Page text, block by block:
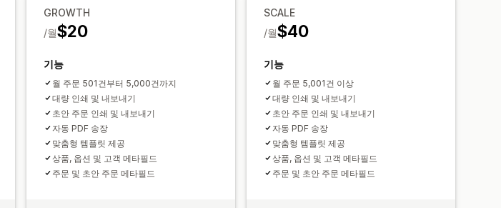
순차적 번호 매기기
GROWTH
$20
/월
기능
월 주문 501건부터 5,000건까지
대량 인쇄 및 내보내기
초안 주문 인쇄 및 내보내기
자동 PDF 송장
맞춤형 템플릿 제공
상품, 옵션 및 고객 메타필드
주문 및 초안 주문 메타필드
SCALE
$40
/월
기능
월 주문 5,001건 이상
대량 인쇄 및 내보내기
초안 주문 인쇄 및 내보내기
자동 PDF 송장
맞춤형 템플릿 제공
상품, 옵션 및 고객 메타필드
주문 및 초안 주문 메타필드